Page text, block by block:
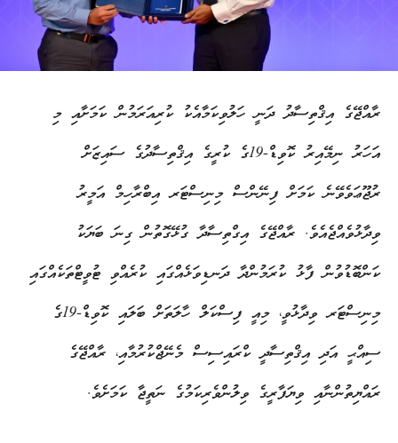
ރާއްޖޭގެ އިޤްތިސާދު ދަނީ ހަލުވިކަމާއެކު ކުރިއަރަމުން ކަމަށާއި މި
އަހަރު ނިމޭއިރު ކޮވިޑް-19ގެ ކުރީގެ އިޤްތިސާދުގެ ސައިޒަށް
ރުޖޫޢަވެވޭނެ ކަމަށް ފިނޭންސް މިނިސްޓަރ އިބްރާހިމް އަމީރު
ވިދާޅުވެއްޖެއެވެ. ރާއްޖޭގެ އިގްތިސާދާ ގުޅޭގޮތުން ގިނަ ބަޔަކު
ކަންބޮޑުވުން ފާޅު ކުރަމުންދާ ދަނޑިވަޅެއްގައި ކުރެއްވި ޓުވީޓްތަކެއްގައި
މިނިސްޓަރ ވިދާޅުވީ، މިއީ ފިސްކަލް ހާލަތަށް ބަލައި ކޮވިޑް-19ގެ
ސިއްޙީ އަދި އިޤްތިސާދީ ކްރައިސިސް މެނޭޖްކުރުމާއި، ރާއްޖޭގެ
ރައްޔިތުންނާއި ވިޔަފާރީގެ ވިލުންވެރިކަމުގެ ނަތީޖާ ކަމަށެވެ.